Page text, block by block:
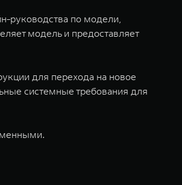
руководства по модели,
модель и предоставляет
для перехода на новое
системные требования для